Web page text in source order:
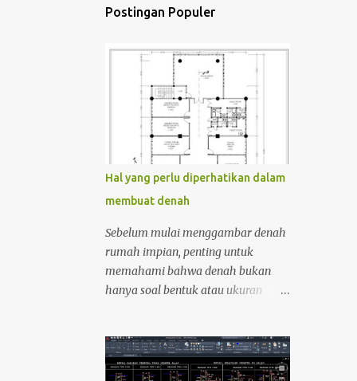
Postingan Populer
Hal yang perlu diperhatikan dalam
membuat denah
Sebelum mulai menggambar denah
rumah impian, penting untuk
memahami bahwa denah bukan
hanya soal bentuk atau ukuran
rumah. Supaya hasilnya fungsional
dan nyaman, ada beberapa hal